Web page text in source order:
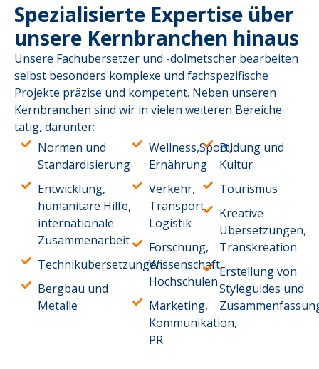
Spezialisierte Expertise über
unsere Kernbranchen hinaus
Unsere Fachübersetzer und -dolmetscher bearbeiten
selbst besonders komplexe und fachspezifische
Projekte präzise und kompetent. Neben unseren
Kernbranchen sind wir in vielen weiteren Bereiche
tätig, darunter:
Normen und
Standardisierung
Entwicklung,
humanitäre Hilfe,
internationale
Zusammenarbeit
Technikübersetzungen
Bergbau und
Metalle
Wellness,Sport,
Ernährung
Verkehr,
Transport,
Logistik
Forschung,
Wissenschaft,
Hochschulen
Marketing,
Kommunikation,
PR
Bildung und
Kultur
Tourismus
Kreative
Übersetzungen,
Transkreation
Erstellung von
Styleguides und